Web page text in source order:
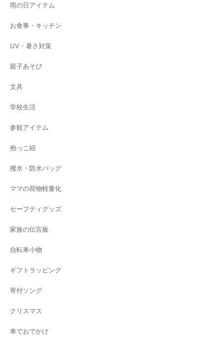
雨の日アイテム
お食事・キッチン
UV・暑さ対策
親子あそび
文具
学校生活
参観アイテム
抱っこ紐
撥水・防水バッグ
ママの荷物軽量化
セーフティグッズ
家族の伝言板
自転車小物
ギフトラッピング
寄付ソング
クリスマス
車でおでかけ